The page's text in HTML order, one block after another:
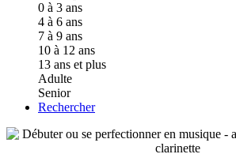
0 à 3 ans
4 à 6 ans
7 à 9 ans
10 à 12 ans
13 ans et plus
Adulte
Senior
Rechercher